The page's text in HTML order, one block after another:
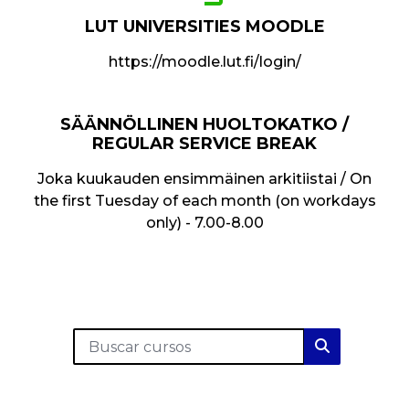
LUT UNIVERSITIES MOODLE
https://moodle.lut.fi/login/
SÄÄNNÖLLINEN HUOLTOKATKO /
REGULAR SERVICE BREAK
Joka kuukauden ensimmäinen arkitiistai / On
the first Tuesday of each month (on workdays
only) - 7.00-8.00
Buscar cursos
Buscar